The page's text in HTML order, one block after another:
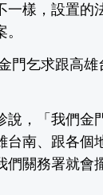
一樣，設置的
門乞求跟高雄
說，「我們金
台南、跟各個
們關務署就會